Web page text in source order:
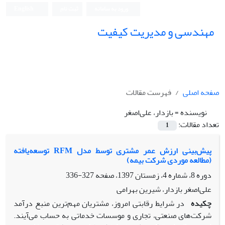
مهندسی و مدیریت کیفیت
صفحه اصلی
فهرست مقالات
نویسنده =بازدار، علی‌اصغر
تعداد مقالات:
1
پیش‌بینی ارزش عمر مشتری توسط مدل RFM توسعه‌یافته
(مطالعه موردی شرکت بیمه)
دوره 8، شماره 4، زمستان 1397، صفحه
327-336
علی‌اصغر بازدار، شیرین بهرامی
چکیده در شرایط رقابتی امروز، مشتریان مهم‌ترین منبع درآمد
شرکت‌های صنعتی، تجاری و موسسات خدماتی به حساب می‌آیند.